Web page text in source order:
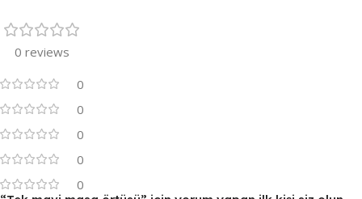
0 reviews
0
0
0
0
0